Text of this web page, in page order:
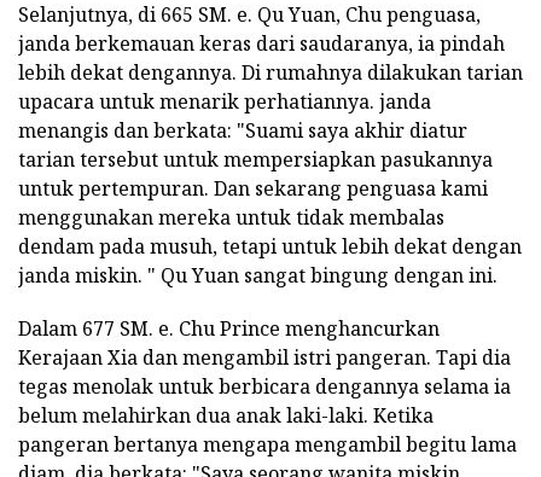
Selanjutnya, di 665 SM. e. Qu Yuan, Chu penguasa,
janda berkemauan keras dari saudaranya, ia pindah
lebih dekat dengannya. Di rumahnya dilakukan tarian
upacara untuk menarik perhatiannya. janda
menangis dan berkata: "Suami saya akhir diatur
tarian tersebut untuk mempersiapkan pasukannya
untuk pertempuran. Dan sekarang penguasa kami
menggunakan mereka untuk tidak membalas
dendam pada musuh, tetapi untuk lebih dekat dengan
janda miskin. " Qu Yuan sangat bingung dengan ini.
Dalam 677 SM. e. Chu Prince menghancurkan
Kerajaan Xia dan mengambil istri pangeran. Tapi dia
tegas menolak untuk berbicara dengannya selama ia
belum melahirkan dua anak laki-laki. Ketika
pangeran bertanya mengapa mengambil begitu lama